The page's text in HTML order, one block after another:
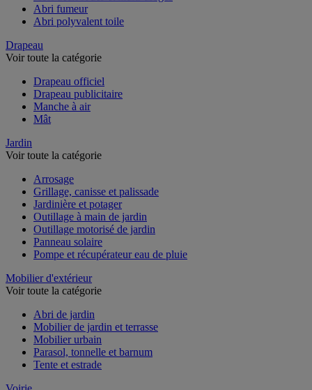
Abri deux roues et multi-usages
Abri fumeur
Drapeau
Drapeau officiel
Drapeau publicitaire
Manche à air
Jardin
Arrosage
Grillage, canisse et palissade
Jardinière et potager
Outillage à main de jardin
Outillage motorisé de jardin
Panneau solaire
Mobilier d'extérieur
Abri de jardin
Mobilier de jardin et terrasse
Mobilier urbain
Parasol, tonnelle et barnum